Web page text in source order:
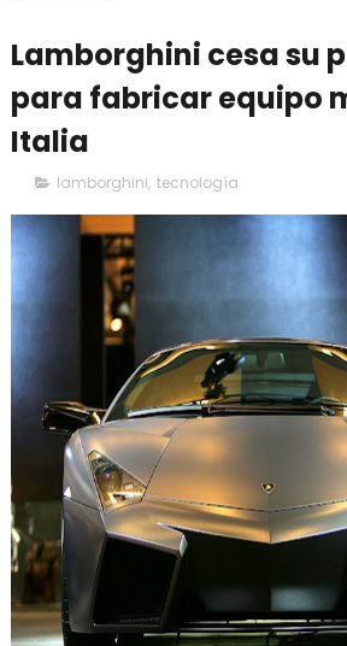
Lamborghini cesa su
para fabricar equipo
Italia
lamborghini, tecnología